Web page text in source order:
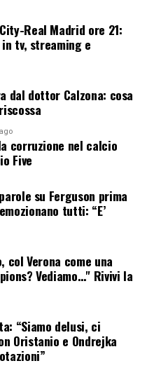
Real Madrid ore 21:
tv, streaming e
dal dottor Calzona: cosa
corruzione nel calcio
Five
su Ferguson prima
tutti: “E’
col Verona come una
Vediamo…" Rivivi la
“Siamo delusi, ci
Oristanio e Ondrejka